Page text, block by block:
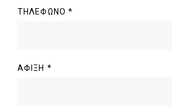
ΤΗΛΈΦΩΝΟ *
ΆΦΙΞΗ *